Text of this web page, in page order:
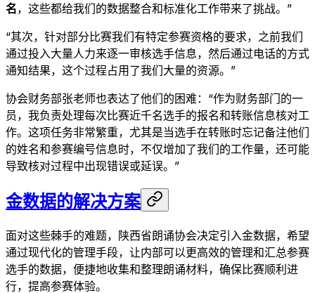
名​，这些都给我们的数据整合和标准化工作带来了挑战。”
“其次，针对部分比赛我们有特定参赛资格的要求，之前我们
通过投入大量人力来逐一审核选手信息，然后通过电话的方式
通知结果，这个过程占用了我们大量的资源。”
协会财务部张老师也表达了他们的困难：“作为财务部门的一
员，我负责处理每次比赛近千名选手的报名和转账信息核对工
作。这项任务非常繁重，尤其是当选手在转账时忘记备注他们
的姓名和参赛编号信息时，不仅增加了我们的工作量，还可能
导致核对过程中出现错误或延误。”
金数据的解决方案
面对这些棘手的难题，陕西省朗诵协会决定引入金数据，希望
通过现代化的管理手段，让内部可以更高效的管理和汇总参赛
选手的数据，便捷地收集和整理朗诵材料，确保比赛顺利进
行，提高参赛体验。